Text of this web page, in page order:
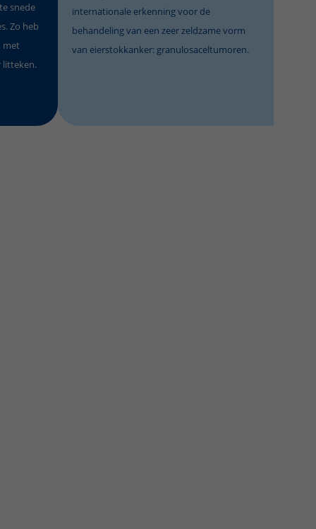
snede
Zo heb
met
litteken.
internationale erkenning voor de
behandeling van een zeer zeldzame vorm
van eierstokkanker: granulosaceltumoren.